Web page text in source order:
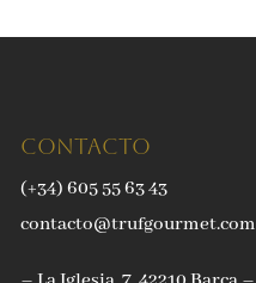
Contacto
(+34) 605 55 63 43
contacto@trufgourmet.com